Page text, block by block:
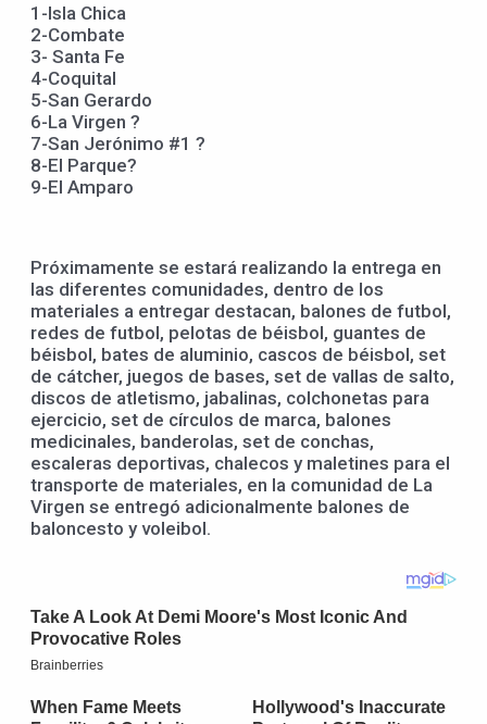
1-Isla Chica
2-Combate
3- Santa Fe
4-Coquital
5-San Gerardo
6-La Virgen ?
7-San Jerónimo #1 ?
8-El Parque?
9-El Amparo
Próximamente se estará realizando la entrega en
las diferentes comunidades, dentro de los
materiales a entregar destacan, balones de futbol,
redes de futbol, pelotas de béisbol, guantes de
béisbol, bates de aluminio, cascos de béisbol, set
de cátcher, juegos de bases, set de vallas de salto,
discos de atletismo, jabalinas, colchonetas para
ejercicio, set de círculos de marca, balones
medicinales, banderolas, set de conchas,
escaleras deportivas, chalecos y maletines para el
transporte de materiales, en la comunidad de La
Virgen se entregó adicionalmente balones de
baloncesto y voleibol.